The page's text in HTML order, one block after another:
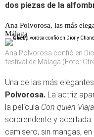
dos piezas de la
Ana Polvorosa, las más
Málaga
Ana Polvorosa confió en
festival de Málaga (Foto:
Una de las más
Polvorosa. La actriz
la película Con quien
sorprendente y
camisero, sin mangas,